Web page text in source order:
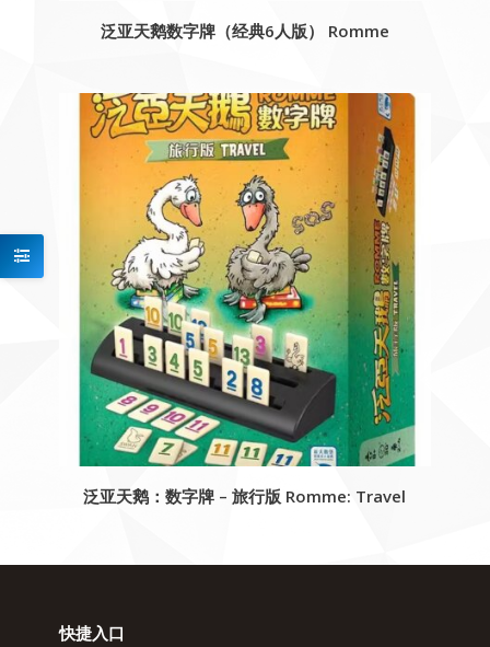
泛亚天鹅数字牌（经典6人版） Romme
泛亚天鹅：数字牌 – 旅行版 Romme: Travel
快捷入口